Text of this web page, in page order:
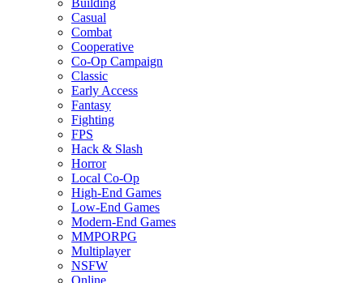
Building
Casual
Combat
Cooperative
Co-Op Campaign
Classic
Early Access
Fantasy
Fighting
FPS
Hack & Slash
Horror
Local Co-Op
High-End Games
Low-End Games
Modern-End Games
MMPORPG
Multiplayer
NSFW
Online